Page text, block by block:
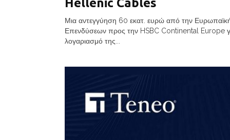
Hellenic Cables
Μια αντεγγύηση 60 εκατ. ευρώ από την
Επενδύσεων προς την HSBC Continental Europe
λογαριασμό της...